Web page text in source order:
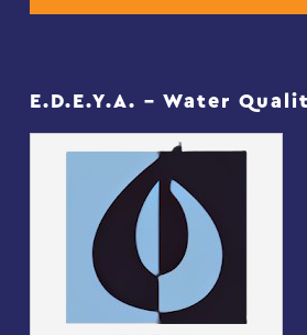
E.D.E.Y.A. – Water